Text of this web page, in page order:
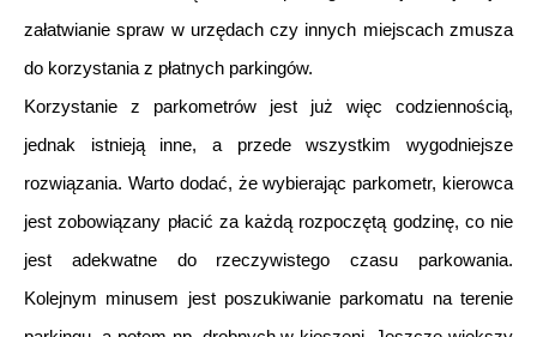
załatwianie spraw w urzędach czy innych miejscach zmusza
do korzystania z płatnych parkingów.
Korzystanie z parkometrów jest już więc codziennością,
jednak istnieją inne, a przede wszystkim wygodniejsze
rozwiązania. Warto dodać, że wybierając parkometr, kierowca
jest zobowiązany płacić za każdą rozpoczętą godzinę, co nie
jest adekwatne do rzeczywistego czasu parkowania.
Kolejnym minusem jest poszukiwanie parkomatu na terenie